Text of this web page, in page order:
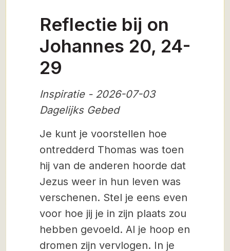
Reflectie bij on
Johannes 20, 24-
29
Inspiratie - 2026-07-03
Dagelijks Gebed
Je kunt je voorstellen hoe
ontredderd Thomas was toen
hij van de anderen hoorde dat
Jezus weer in hun leven was
verschenen. Stel je eens even
voor hoe jij je in zijn plaats zou
hebben gevoeld. Al je hoop en
dromen zijn vervlogen. In je